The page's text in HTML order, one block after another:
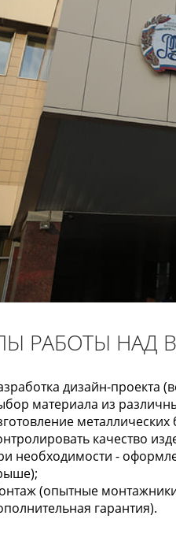
РАБОТЫ НАД
дизайн-проекта
материала из
качество
необходимости -
(опытные
гарантия).